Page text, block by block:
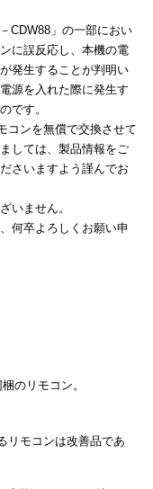
CDW88」の一部におい
に誤反応し、本機の電
発生することが判明い
源を入れた際に発生す
です。
コンを無償で交換させて
しては、製品情報をご
さいますよう謹んでお
いません。
何卒よろしくお願い申
のリモコン。
リモコンは改善品であ